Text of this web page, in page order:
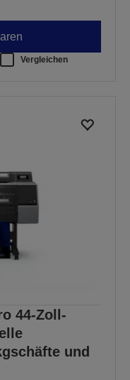
Vergleichen
44-Zoll-
und